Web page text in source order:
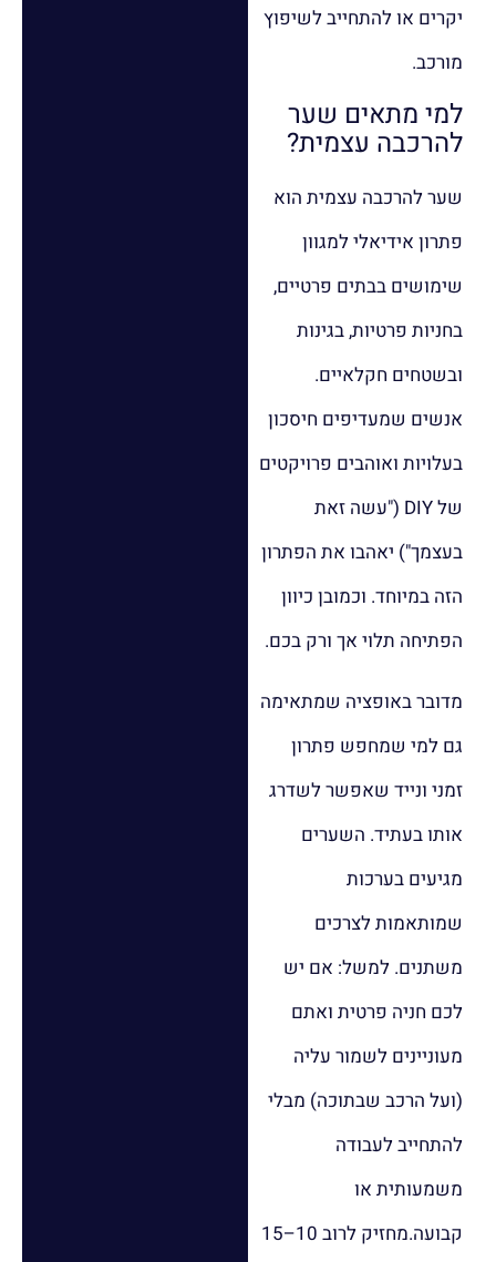
יקרים או להתחייב לשיפוץ
מורכב.
למי מתאים שער
להרכבה עצמית?
שער להרכבה עצמית הוא
פתרון אידיאלי למגוון
שימושים בבתים פרטיים,
בחניות פרטיות, בגינות
ובשטחים חקלאיים.
אנשים שמעדיפים חיסכון
בעלויות ואוהבים פרויקטים
של DIY ("עשה זאת
בעצמך") יאהבו את הפתרון
הזה במיוחד. וכמובן כיוון
הפתיחה תלוי אך ורק בכם.
מדובר באופציה שמתאימה
גם למי שמחפש פתרון
זמני ונייד שאפשר לשדרג
אותו בעתיד. השערים
מגיעים בערכות
שמותאמות לצרכים
משתנים. למשל: אם יש
לכם חניה פרטית ואתם
מעוניינים לשמור עליה
(ועל הרכב שבתוכה) מבלי
להתחייב לעבודה
משמעותית או
קבועה.מחזיק לרוב 10–15